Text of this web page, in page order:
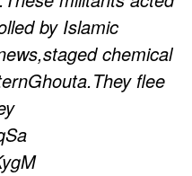
by Islamic
,staged chemical
.They flee